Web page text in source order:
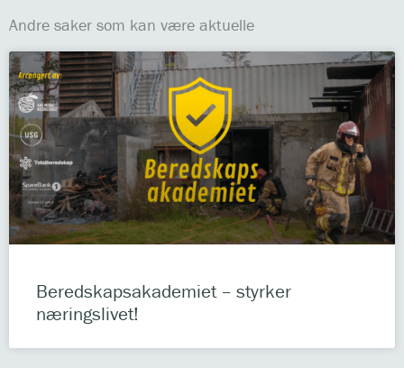
Andre saker som kan være aktuelle
Beredskapsakademiet – styrker
næringslivet!